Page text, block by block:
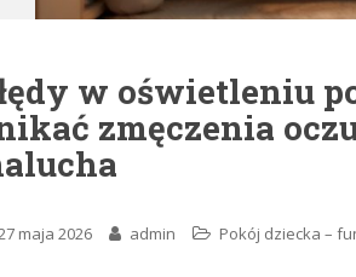
w oświetleniu
zmęczenia
maja 2026 admin Pokój dziecka –